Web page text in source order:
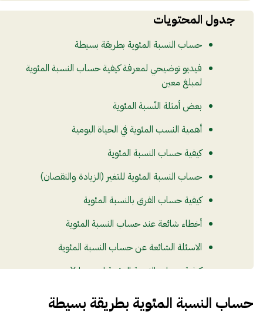
جدول المحتويات
حساب النسبة المئوية بطريقة بسيطة
فيديو توضيحي لمعرفة كيفية حساب النسبة المئوية
لمبلغ معين
بعض أمثلة النّسبة المئوية
أهمية النسب المئوية في الحياة اليومية
كيفية حساب النسبة المئوية
حساب النسبة المئوية للتغير (الزيادة والنقصان)
كيفية حساب الفرق بالنسبة المئوية
أخطاء شائعة عند حساب النسبة المئوية
الاسئلة الشائعة عن حساب النسبة المئوية
كيفية حساب النسبة المئوية لعدد ما Х
بالنسبة لعدد آخر Х
حساب النسبة المئوية بطريقة بسيطة